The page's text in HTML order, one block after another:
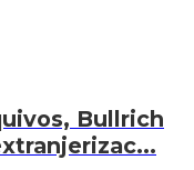
Bullrich